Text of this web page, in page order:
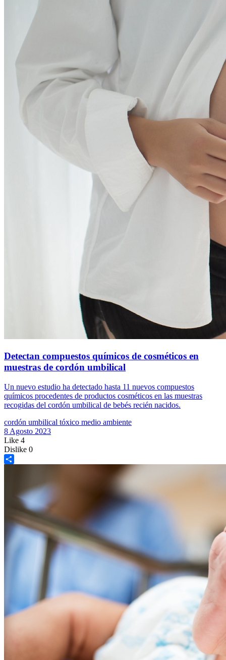
Detectan compuestos químicos de cosméticos en
muestras de cordón umbilical
Un nuevo estudio ha detectado hasta 11 nuevos compuestos
químicos procedentes de productos cosméticos en las muestras
recogidas del cordón umbilical de bebés recién nacidos.
cordón umbilical tóxico medio ambiente
8 Agosto 2023
Like 4
Dislike 0